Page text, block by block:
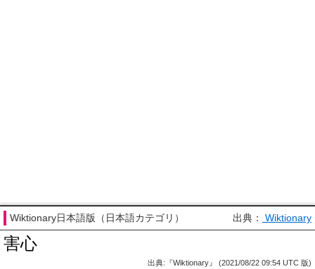
Wiktionary日本語版（日本語カテゴリ） 出典： Wiktionary
害心
出典:『Wiktionary』 (2021/08/22 09:54 UTC 版)